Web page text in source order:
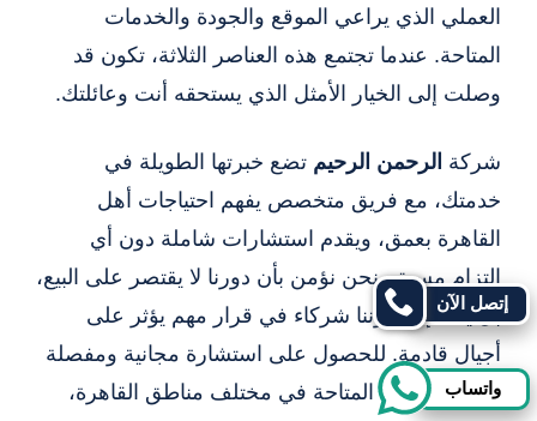
العملي الذي يراعي الموقع والجودة والخدمات
المتاحة. عندما تجتمع هذه العناصر الثلاثة، تكون قد
وصلت إلى الخيار الأمثل الذي يستحقه أنت وعائلتك.
شركة الرحمن الرحيم تضع خبرتها الطويلة في
خدمتك، مع فريق متخصص يفهم احتياجات أهل
القاهرة بعمق، ويقدم استشارات شاملة دون أي
التزام مسبق. نحن نؤمن بأن دورنا لا يقتصر على البيع،
بل يمتد إلى كوننا شركاء في قرار مهم يؤثر على
أجيال قادمة. للحصول على استشارة مجانية ومفصلة
حول الخيارات المتاحة في مختلف مناطق القاهرة،
إتصل الآن
واتساب